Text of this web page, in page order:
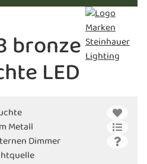
bronze
LED
Metall
Dimmer